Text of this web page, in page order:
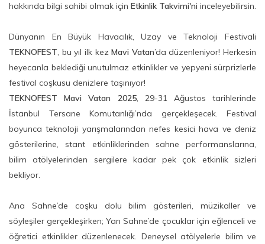
hakkında bilgi sahibi olmak için Etkinlik Takvimi'ni inceleyebilirsin.
Dünyanın En Büyük Havacılık, Uzay ve Teknoloji Festivali
TEKNOFEST, bu yıl ilk kezMavi Vatan’da düzenleniyor! Herkesin
heyecanla beklediği unutulmaz etkinlikler ve yepyeni sürprizlerle
festival coşkusu denizlere taşınıyor!
TEKNOFEST Mavi Vatan 2025, 29-31 Ağustos tarihlerinde
İstanbul Tersane Komutanlığı’nda gerçekleşecek. Festival
boyunca teknoloji yarışmalarından nefes kesici hava ve deniz
gösterilerine, stant etkinliklerinden sahne performanslarına,
bilim atölyelerinden sergilere kadar pek çok etkinlik sizleri
bekliyor.
Ana Sahne’de coşku dolu bilim gösterileri, müzikaller ve
söyleşiler gerçekleşirken; Yan Sahne’de çocuklar için eğlenceli ve
öğretici etkinlikler düzenlenecek. Deneysel atölyelerle bilim ve